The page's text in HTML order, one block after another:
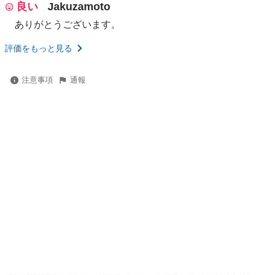
良い Jakuzamoto
ありがとうございます。
評価をもっと見る
注意事項 通報